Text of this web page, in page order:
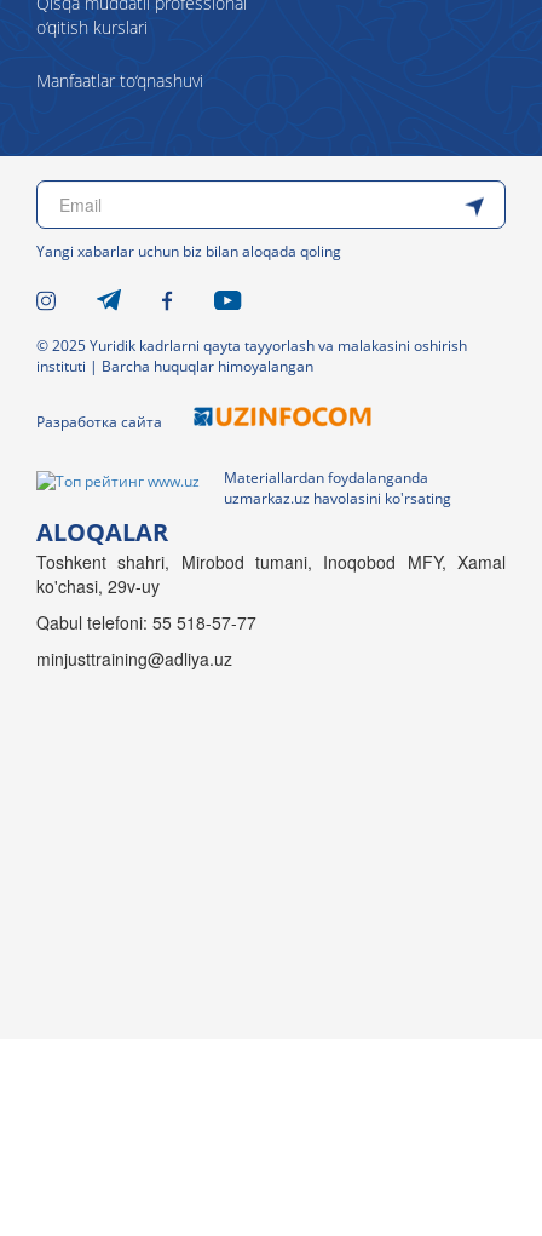
o‘qitish kurslari
Manfaatlar to‘qnashuvi
Yangi xabarlar uchun biz bilan aloqada qoling
© 2025 Yuridik kadrlarni qayta tayyorlash va malakasini oshirish
instituti | Barcha huquqlar himoyalangan
Разработка сайта
Materiallardan foydalanganda
uzmarkaz.uz havolasini ko'rsating
ALOQALAR
Toshkent shahri, Mirobod tumani, Inoqobod MFY, Xamal
ko'chasi, 29v-uy
Qabul telefoni: 55 518-57-77
minjusttraining@adliya.uz